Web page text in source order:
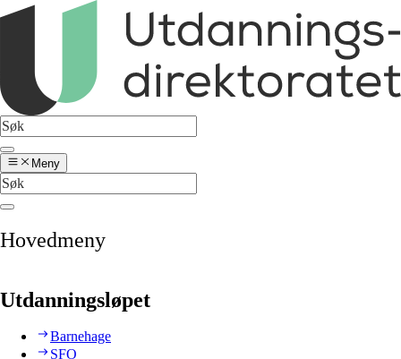
Meny
Hovedmeny
Utdanningsløpet
Barnehage
SFO